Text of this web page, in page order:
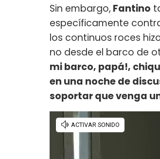
Sin embargo, Fantino
específicamente
los continuos roces
no desde el barco de
mi barco, papá!,
en una noche de
soportar que venga